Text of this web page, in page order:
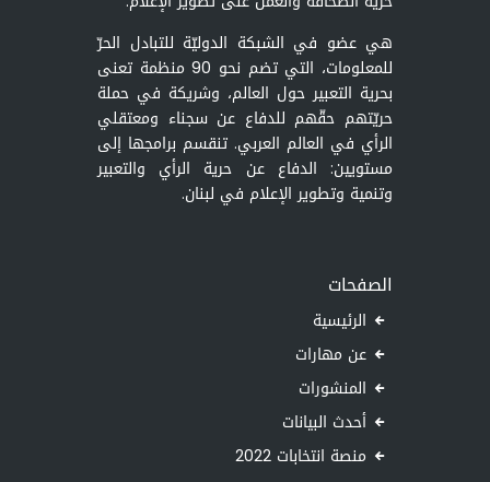
هي عضو في الشبكة الدوليّة للتبادل الحرّ
للمعلومات، التي تضم نحو 90 منظمة تعنى
بحرية التعبير حول العالم، وشريكة في حملة
حريّتهم حقّهم للدفاع عن سجناء ومعتقلي
الرأي في العالم العربي. تنقسم برامجها إلى
مستويين: الدفاع عن حرية الرأي والتعبير
وتنمية وتطوير الإعلام في لبنان.
الصفحات
الرئيسية
عن مهارات
المنشورات
أحدث البيانات
منصة انتخابات 2022